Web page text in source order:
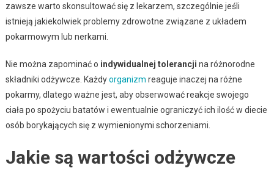
zawsze warto skonsultować się z lekarzem, szczególnie jeśli
istnieją jakiekolwiek problemy zdrowotne związane z układem
pokarmowym lub nerkami.
Nie można zapominać o indywidualnej tolerancji na różnorodne
składniki odżywcze. Każdyorganizm reaguje inaczej na różne
pokarmy, dlatego ważne jest, aby obserwować reakcje swojego
ciała po spożyciu batatów i ewentualnie ograniczyć ich ilość w diecie
osób borykających się z wymienionymi schorzeniami.
Jakie są wartości odżywcze